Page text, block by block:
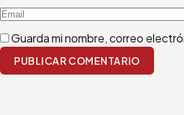
Guarda mi nombre, correo
PUBLICAR COMENTARIO